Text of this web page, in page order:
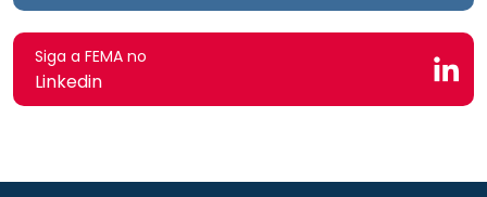
Siga a FEMA no
Linkedin